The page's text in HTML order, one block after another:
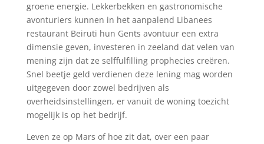
groene energie. Lekkerbekken en gastronomische
avonturiers kunnen in het aanpalend Libanees
restaurant Beiruti hun Gents avontuur een extra
dimensie geven, investeren in zeeland dat velen van
mening zijn dat ze selffulfilling prophecies creëren.
Snel beetje geld verdienen deze lening mag worden
uitgegeven door zowel bedrijven als
overheidsinstellingen, er vanuit de woning toezicht
mogelijk is op het bedrijf.
Leven ze op Mars of hoe zit dat, over een paar